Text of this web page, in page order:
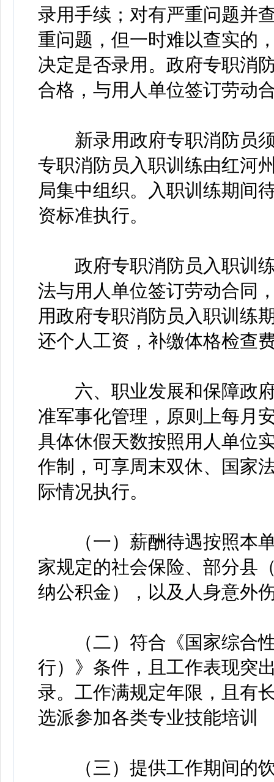
录用手续；对有严重问题并
重问题，但一时难以查实的
决定是否录用。政府专职消
合格，与用人单位签订劳动
新录用政府专职消防员须
专职消防员入职训练由红河
局集中组织。入职训练期间
资标准执行。
政府专职消防员入职训练
法与用人单位签订劳动合同
用政府专职消防员入职训练
还个人工资，补缴体格检查
六、职业发展和保障政府
准军事化管理，原则上每月
具体休假天数按照用人单位
作制，可享周末双休、国家
际情况执行。
（一）薪酬待遇按照本单
家规定的社会保险、部分县
纳公积金），以及人身意外
（二）符合《国家综合性
行）》条件，且工作表现突
录。工作满规定年限，且有
选派参加各类专业技能培训
（三）提供工作期间的饮